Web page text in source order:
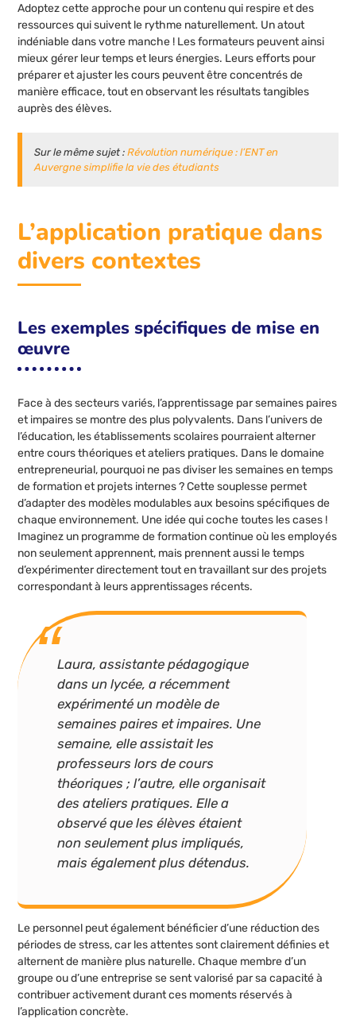
Adoptez cette approche pour un contenu qui respire et des
ressources qui suivent le rythme naturellement. Un atout
indéniable dans votre manche ! Les formateurs peuvent ainsi
mieux gérer leur temps et leurs énergies. Leurs efforts pour
préparer et ajuster les cours peuvent être concentrés de
manière efficace, tout en observant les résultats tangibles
auprès des élèves.
Sur le même sujet :Révolution numérique : l’ENT en
Auvergne simplifie la vie des étudiants
L’application pratique dans
divers contextes
Les exemples spécifiques de mise en
œuvre
Face à des secteurs variés, l’apprentissage par semaines paires
et impaires se montre des plus polyvalents. Dans l’univers de
l’éducation, les établissements scolaires pourraient alterner
entre cours théoriques et ateliers pratiques. Dans le domaine
entrepreneurial, pourquoi ne pas diviser les semaines en temps
de formation et projets internes ? Cette souplesse permet
d’adapter des modèles modulables aux besoins spécifiques de
chaque environnement. Une idée qui coche toutes les cases !
Imaginez un programme de formation continue où les employés
non seulement apprennent, mais prennent aussi le temps
d’expérimenter directement tout en travaillant sur des projets
correspondant à leurs apprentissages récents.
Laura, assistante pédagogique
dans un lycée, a récemment
expérimenté un modèle de
semaines paires et impaires. Une
semaine, elle assistait les
professeurs lors de cours
théoriques ; l’autre, elle organisait
des ateliers pratiques. Elle a
observé que les élèves étaient
non seulement plus impliqués,
mais également plus détendus.
Le personnel peut également bénéficier d’une réduction des
périodes de stress, car les attentes sont clairement définies et
alternent de manière plus naturelle. Chaque membre d’un
groupe ou d’une entreprise se sent valorisé par sa capacité à
contribuer activement durant ces moments réservés à
l’application concrète.